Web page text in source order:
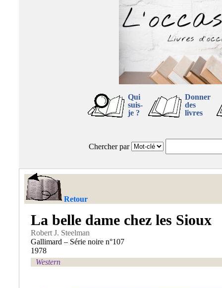
Qui
suis-
je ?
Donner
des
livres
Chercher par
Retour
La belle dame chez les Sioux
Robert J. Steelman
Gallimard – Série noire n°107
1978
Western